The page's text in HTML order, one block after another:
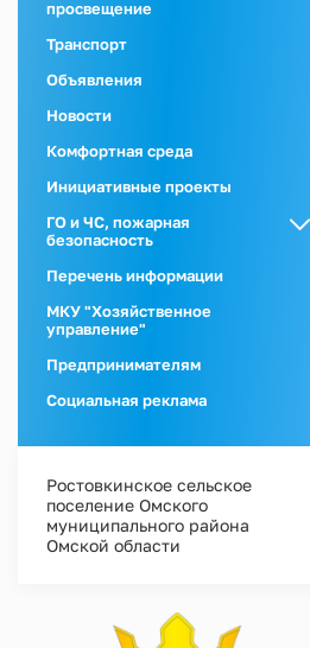
просвещение
Транспорт
Объявления
Новости
Комфортная среда
Инициативные проекты
ГО и ЧС, пожарная
безопасность
ГО и ЧС
Пожарная
безопасность
Перечень информации
МКУ "Хозяйственное
управление"
Предпринимателям
Социальная реклама
Ростовкинское сельское
поселение Омского
муниципального района
Омской области